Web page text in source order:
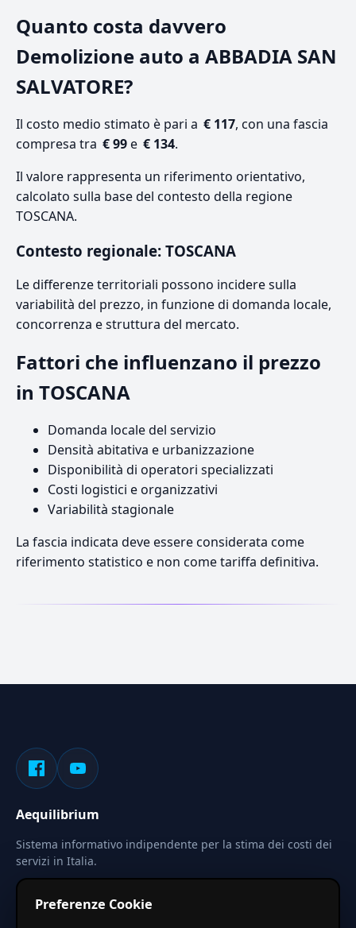
Quanto costa davvero
Demolizione auto a ABBADIA SAN
SALVATORE?
Il costo medio stimato è pari a € 117, con una fascia
compresa tra € 99e € 134.
Il valore rappresenta un riferimento orientativo,
calcolato sulla base del contesto della regione
TOSCANA.
Contesto regionale: TOSCANA
Le differenze territoriali possono incidere sulla
variabilità del prezzo, in funzione di domanda locale,
concorrenza e struttura del mercato.
Fattori che influenzano il prezzo
in TOSCANA
Domanda locale del servizio
Densità abitativa e urbanizzazione
Disponibilità di operatori specializzati
Costi logistici e organizzativi
Variabilità stagionale
La fascia indicata deve essere considerata come
riferimento statistico e non come tariffa definitiva.
Aequilibrium
Sistema informativo indipendente per la stima dei costi dei
servizi in Italia.
Preferenze Cookie